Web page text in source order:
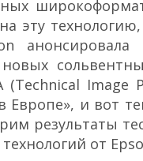
эту
анонсировала
Image
и вот
результаты
от